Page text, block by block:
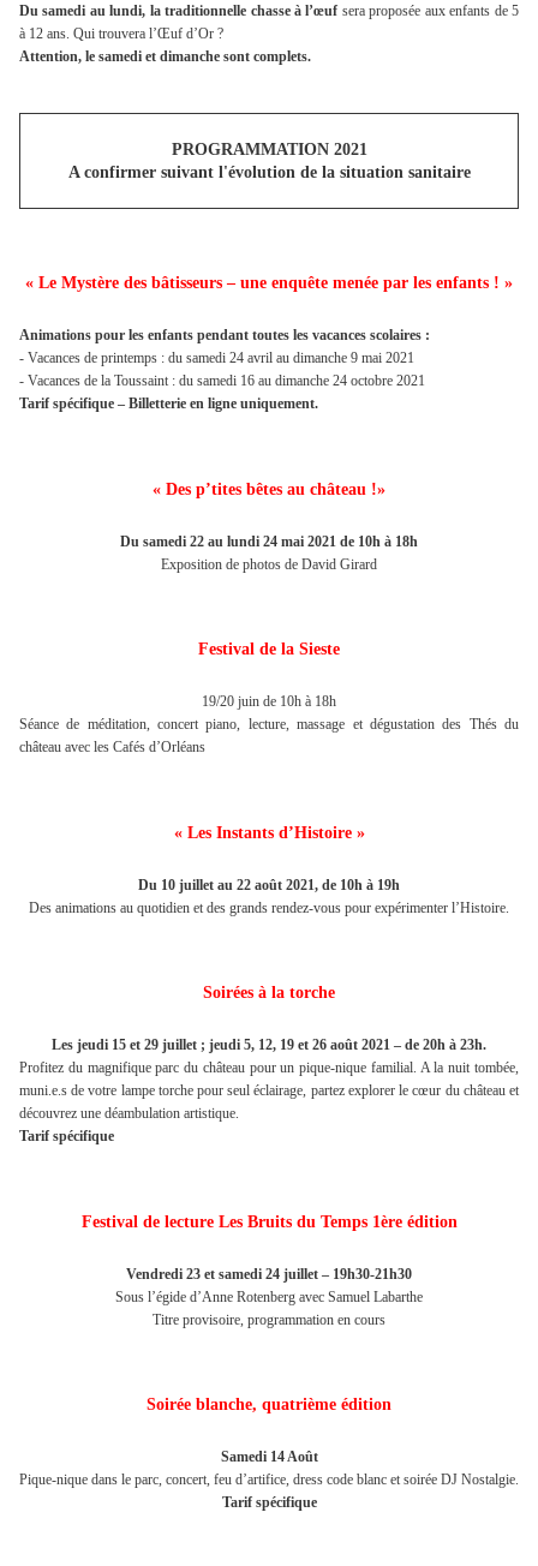
Du samedi au lundi, la traditionnelle chasse à l’œuf sera proposée aux enfants de 5
à 12 ans. Qui trouvera l’Œuf d’Or ?
Attention, le samedi et dimanche sont complets.
PROGRAMMATION 2021
A confirmer suivant l'évolution de la situation sanitaire
« Le Mystère des bâtisseurs – une enquête menée par les enfants ! »
Animations pour les enfants pendant toutes les vacances scolaires :
- Vacances de printemps : du samedi 24 avril au dimanche 9 mai 2021
- Vacances de la Toussaint : du samedi 16 au dimanche 24 octobre 2021
Tarif spécifique – Billetterie en ligne uniquement.
« Des p’tites bêtes au château !»
Du samedi 22 au lundi 24 mai 2021 de 10h à 18h
Exposition de photos de David Girard
Festival de la Sieste
19/20 juin de 10h à 18h
Séance de méditation, concert piano, lecture, massage et dégustation des Thés du
château avec les Cafés d’Orléans
« Les Instants d’Histoire »
Du 10 juillet au 22 août 2021, de 10h à 19h
Des animations au quotidien et des grands rendez-vous pour expérimenter l’Histoire.
Soirées à la torche
Les jeudi 15 et 29 juillet ; jeudi 5, 12, 19 et 26 août 2021 – de 20h à 23h.
Profitez du magnifique parc du château pour un pique-nique familial. A la nuit tombée,
muni.e.s de votre lampe torche pour seul éclairage, partez explorer le cœur du château et
découvrez une déambulation artistique.
Tarif spécifique
Festival de lecture Les Bruits du Temps 1ère édition
Vendredi 23 et samedi 24 juillet – 19h30-21h30
Sous l’égide d’Anne Rotenberg avec Samuel Labarthe
Titre provisoire, programmation en cours
Soirée blanche, quatrième édition
Samedi 14 Août
Pique-nique dans le parc, concert, feu d’artifice, dress code blanc et soirée DJ Nostalgie.
Tarif spécifique